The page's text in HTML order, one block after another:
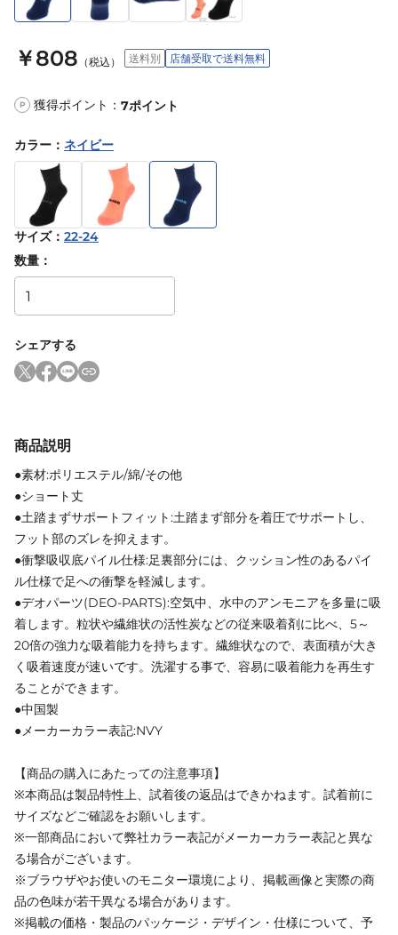
￥808 （税込） 送料別 店舗受取で送料無料
P 獲得ポイント： 7ポイント
カラー ： ネイビー
サイズ： 22-24
数量：
シェアする
商品説明
●素材:ポリエステル/綿/その他
●ショート丈
●土踏まずサポートフィット:土踏まず部分を着圧でサポートし、
フット部のズレを抑えます。
●衝撃吸収底パイル仕様:足裏部分には、クッション性のあるパイ
ル仕様で足への衝撃を軽減します。
●デオパーツ(DEO-PARTS):空気中、水中のアンモニアを多量に吸
着します。粒状や繊維状の活性炭などの従来吸着剤に比べ、5～
20倍の強力な吸着能力を持ちます。繊維状なので、表面積が大き
く吸着速度が速いです。洗濯する事で、容易に吸着能力を再生す
ることができます。
●中国製
●メーカーカラー表記:NVY
【商品の購入にあたっての注意事項】
※本商品は製品特性上、試着後の返品はできかねます。試着前に
サイズなどご確認をお願いします。
※一部商品において弊社カラー表記がメーカーカラー表記と異な
る場合がございます。
※ブラウザやお使いのモニター環境により、掲載画像と実際の商
品の色味が若干異なる場合があります。
※掲載の価格・製品のパッケージ・デザイン・仕様について、予